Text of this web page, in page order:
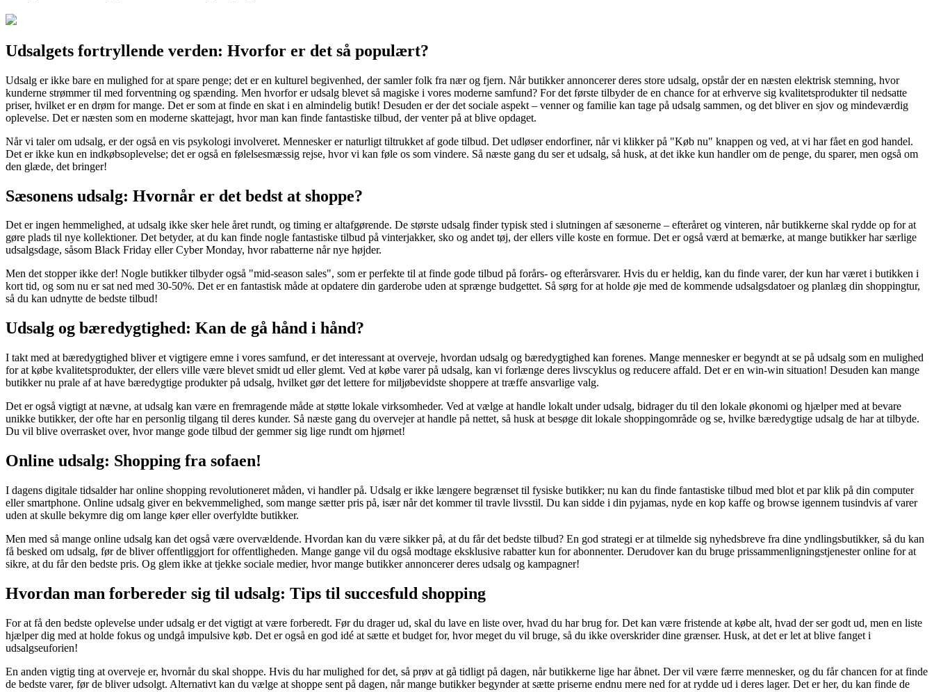
Udsalgets fortryllende verden: Hvorfor er det så populært?
Udsalg er ikke bare en mulighed for at spare penge; det er en kulturel begivenhed, der samler folk fra nær og fjern. Når butikker annoncerer deres store udsalg, opstår der en næsten elektrisk stemning, hvor
kunderne strømmer til med forventning og spænding. Men hvorfor er udsalg blevet så magiske i vores moderne samfund? For det første tilbyder de en chance for at erhverve sig kvalitetsprodukter til nedsatte
priser, hvilket er en drøm for mange. Det er som at finde en skat i en almindelig butik! Desuden er der det sociale aspekt – venner og familie kan tage på udsalg sammen, og det bliver en sjov og mindeværdig
oplevelse. Det er næsten som en moderne skattejagt, hvor man kan finde fantastiske tilbud, der venter på at blive opdaget.
Når vi taler om udsalg, er der også en vis psykologi involveret. Mennesker er naturligt tiltrukket af gode tilbud. Det udløser endorfiner, når vi klikker på "Køb nu" knappen og ved, at vi har fået en god handel.
Det er ikke kun en indkøbsoplevelse; det er også en følelsesmæssig rejse, hvor vi kan føle os som vindere. Så næste gang du ser et udsalg, så husk, at det ikke kun handler om de penge, du sparer, men også om
den glæde, det bringer!
Sæsonens udsalg: Hvornår er det bedst at shoppe?
Det er ingen hemmelighed, at udsalg ikke sker hele året rundt, og timing er altafgørende. De største udsalg finder typisk sted i slutningen af sæsonerne – efteråret og vinteren, når butikkerne skal rydde op for at
gøre plads til nye kollektioner. Det betyder, at du kan finde nogle fantastiske tilbud på vinterjakker, sko og andet tøj, der ellers ville koste en formue. Det er også værd at bemærke, at mange butikker har særlige
udsalgsdage, såsom Black Friday eller Cyber Monday, hvor rabatterne når nye højder.
Men det stopper ikke der! Nogle butikker tilbyder også "mid-season sales", som er perfekte til at finde gode tilbud på forårs- og efterårsvarer. Hvis du er heldig, kan du finde varer, der kun har været i butikken i
kort tid, og som nu er sat ned med 30-50%. Det er en fantastisk måde at opdatere din garderobe uden at sprænge budgettet. Så sørg for at holde øje med de kommende udsalgsdatoer og planlæg din shoppingtur,
så du kan udnytte de bedste tilbud!
Udsalg og bæredygtighed: Kan de gå hånd i hånd?
I takt med at bæredygtighed bliver et vigtigere emne i vores samfund, er det interessant at overveje, hvordan udsalg og bæredygtighed kan forenes. Mange mennesker er begyndt at se på udsalg som en mulighed
for at købe kvalitetsprodukter, der ellers ville være blevet smidt ud eller glemt. Ved at købe varer på udsalg, kan vi forlænge deres livscyklus og reducere affald. Det er en win-win situation! Desuden kan mange
butikker nu prale af at have bæredygtige produkter på udsalg, hvilket gør det lettere for miljøbevidste shoppere at træffe ansvarlige valg.
Det er også vigtigt at nævne, at udsalg kan være en fremragende måde at støtte lokale virksomheder. Ved at vælge at handle lokalt under udsalg, bidrager du til den lokale økonomi og hjælper med at bevare
unikke butikker, der ofte har en personlig tilgang til deres kunder. Så næste gang du overvejer at handle på nettet, så husk at besøge dit lokale shoppingområde og se, hvilke bæredygtige udsalg de har at tilbyde.
Du vil blive overrasket over, hvor mange gode tilbud der gemmer sig lige rundt om hjørnet!
Online udsalg: Shopping fra sofaen!
I dagens digitale tidsalder har online shopping revolutioneret måden, vi handler på. Udsalg er ikke længere begrænset til fysiske butikker; nu kan du finde fantastiske tilbud med blot et par klik på din computer
eller smartphone. Online udsalg giver en bekvemmelighed, som mange sætter pris på, især når det kommer til travle livsstil. Du kan sidde i din pyjamas, nyde en kop kaffe og browse igennem tusindvis af varer
uden at skulle bekymre dig om lange køer eller overfyldte butikker.
Men med så mange online udsalg kan det også være overvældende. Hvordan kan du være sikker på, at du får det bedste tilbud? En god strategi er at tilmelde sig nyhedsbreve fra dine yndlingsbutikker, så du kan
få besked om udsalg, før de bliver offentliggjort for offentligheden. Mange gange vil du også modtage eksklusive rabatter kun for abonnenter. Derudover kan du bruge prissammenligningstjenester online for at
sikre, at du får den bedste pris. Og glem ikke at tjekke sociale medier, hvor mange butikker annoncerer deres udsalg og kampagner!
Hvordan man forbereder sig til udsalg: Tips til succesfuld shopping
For at få den bedste oplevelse under udsalg er det vigtigt at være forberedt. Før du drager ud, skal du lave en liste over, hvad du har brug for. Det kan være fristende at købe alt, hvad der ser godt ud, men en liste
hjælper dig med at holde fokus og undgå impulsive køb. Det er også en god idé at sætte et budget for, hvor meget du vil bruge, så du ikke overskrider dine grænser. Husk, at det er let at blive fanget i
udsalgseuforien!
En anden vigtig ting at overveje er, hvornår du skal shoppe. Hvis du har mulighed for det, så prøv at gå tidligt på dagen, når butikkerne lige har åbnet. Der vil være færre mennesker, og du får chancen for at finde
de bedste varer, før de bliver udsolgt. Alternativt kan du vælge at shoppe sent på dagen, når mange butikker begynder at sætte priserne endnu mere ned for at rydde ud i deres lager. Det er her, du kan finde de